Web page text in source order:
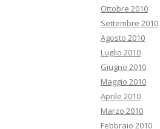
Ottobre 2010
Settembre 2010
Agosto 2010
Luglio 2010
Giugno 2010
Maggio 2010
Aprile 2010
Marzo 2010
Febbraio 2010